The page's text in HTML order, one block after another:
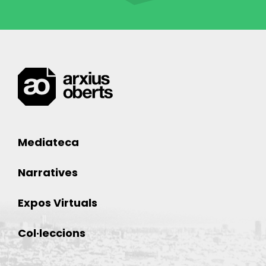
Mediateca
Narratives
Expos Virtuals
Col·leccions